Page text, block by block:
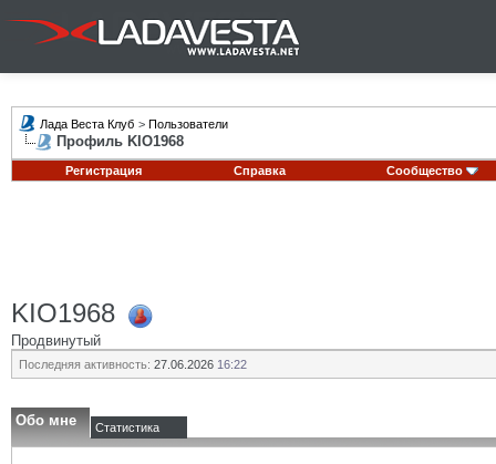
Лада Веста Клуб > Пользователи
Профиль KIO1968
Регистрация Справка Сообщество
KIO1968
Продвинутый
Последняя активность: 27.06.2026 16:22
Обо мне Статистика